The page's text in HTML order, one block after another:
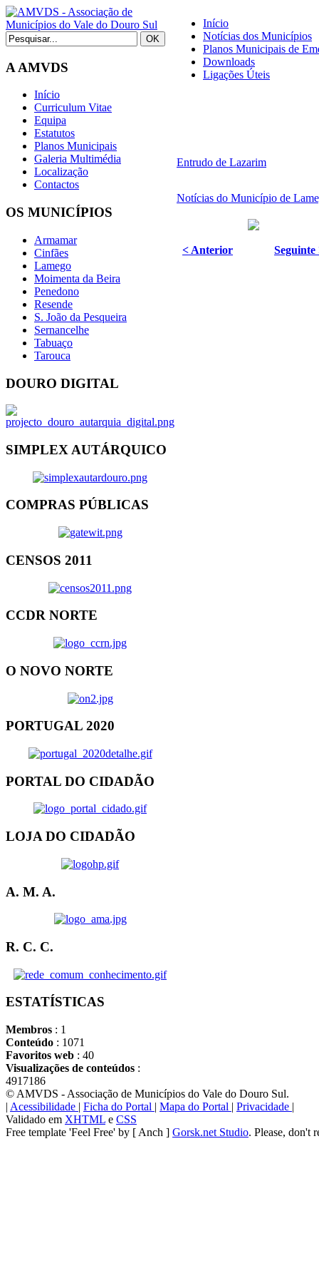
A AMVDS
Início
Curriculum Vitae
Equipa
Estatutos
Planos Municipais
Galeria Multimédia
Localização
Contactos
OS MUNICÍPIOS
Armamar
Cinfães
Lamego
Moimenta da Beira
Penedono
Resende
S. João da Pesqueira
Sernancelhe
Tabuaço
Tarouca
DOURO DIGITAL
SIMPLEX AUTÁRQUICO
COMPRAS PÚBLICAS
CENSOS 2011
CCDR NORTE
O NOVO NORTE
PORTUGAL 2020
PORTAL DO CIDADÃO
LOJA DO CIDADÃO
A. M. A.
R. C. C.
ESTATÍSTICAS
Membros : 1
Conteúdo : 1071
Favoritos web : 40
Visualizações de conteúdos :
4917186
Início
Notícias dos Municípios
Planos Municipais de
Downloads
Ligações Úteis
Entrudo de Lazarim
Notícias do Município de
< Anterior Seguinte
© AMVDS - Associação de Municípios do Vale do Douro Sul.
| Acessibilidade | Ficha do Portal | Mapa do Portal | Privacidade |
Validado em XHTML e CSS
Free template 'Feel Free' by [ Anch ] Gorsk.net Studio. Please, don't